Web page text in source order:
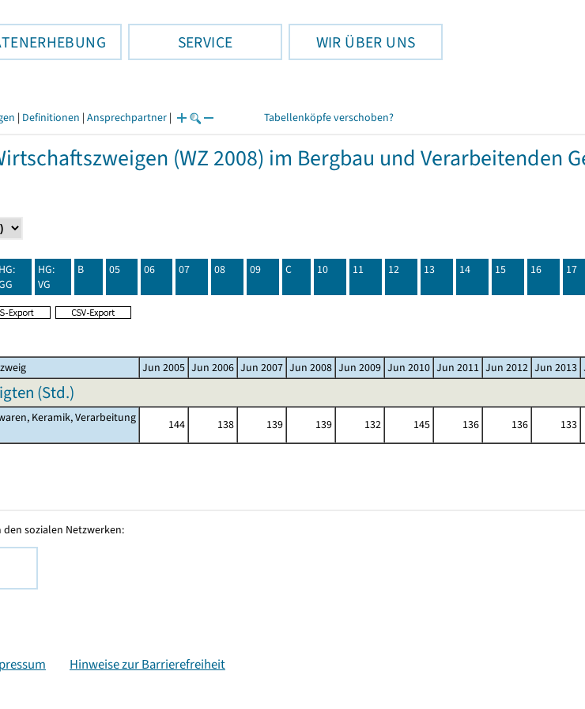
SERVICE WIR ÜBER UNS
| Definitionen | Ansprechpartner | Tabellenköpfe verschoben?
(WZ 2008) im Bergbau und Verarbeitenden
HG:
HG:
VG
B 05 06 07 08 09 C 10 11 12 13 14 15 16 17
Jun 2005 Jun 2006 Jun 2007 Jun 2008 Jun 2009 Jun 2010 Jun 2011 Jun 2012 Jun 2013
(Std.)
Keramik, Verarbeitung
144 138 139 139 132 145 136 136 133
sozialen Netzwerken:
Hinweise zur Barrierefreiheit